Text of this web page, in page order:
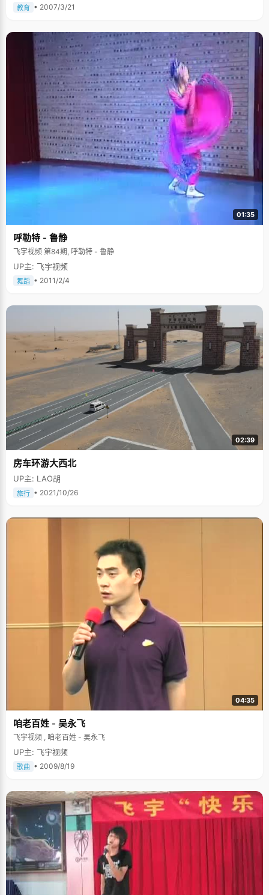
外"的拿到了全区高考状元的花魁。 虽然杜玮在高中时候成绩一直排在前几
从小到大学习成绩一直都很好，小学经常拿满分，没有经历太大的波折，比
较顺利的就走进了北大的校门，只是状元是个意外的惊喜。 杜玮说，自己在
学习方面特别自觉，从来不让父母操心。记得很小的时候，有一次，姥爷教
她念诗，当时没学会，后来大家出门回来的时候，发现小杜玮一个人拿着书
本在那里默默的背诵，"我想要学会了背给家人听，要吓他们一下。" 高中生
物联赛的特别启示 虽然杜玮的学习成绩一直不错，但是仅仅停留在前十名的
位置上，杜玮自己心里也没有要追赶的念头。 高二的时候，学校里开始全国
高中生生物联赛的报名，杜玮想到自己的生物成绩也不是很优秀，一定没有
拿奖的希望，就放弃了。一向很关心杜玮的生物老师就过来劝说杜玮，鼓励
她报名试一试。杜玮"乖乖"的报了名，考了试，却没想到一下拿了第一名，
可把杜玮高兴坏了，没想到自己还能"那么优秀"。 自从拿了第一之后，杜玮
开始觉得，学习不能再这么漫无目的了，要给自己定一个目标，去努力一
下，不要让自己后悔。从那之后，杜玮的学习成绩有了很大的提高，一下晋
级到前五名的行列。 学习之余还有很多的兴趣爱好 杜玮看起来很文静秀气，
甚至有些柔弱，但她可是个踊跃的运动健将。杜玮从小就特别喜欢游泳，小
时候专门报班学了蛙泳，高三的时候，她一有空就会去游上个1000米，锻炼
好身体，才能更好的备战高考。 除了游泳，她还喜欢手风琴，已经学完了手
风琴的最高级别，每次班级或者学校里举行文艺晚会，她都会被邀请演奏上
暑假的时候，她都邀约一帮同学一起出去旅游，"从旅游中，学到了很多东
西，不仅扩大了视野，也增长了不少的见识"。来北大报道的时候，杜玮没有
让父母陪同，跟同学一起背着行李就来了，那些出外旅游的经历培养了她独
立自强的性格。 宽松没有压力的家庭环境让我轻松地发挥 杜玮说，从小父母
就没有给过自己任何的压力，在学习上充分的信任自己，没有要求自己要考
多少分，就算是期末考试，也常常忘了问自己分数，"反而是我自己没考好了
要郁闷上一段时间。" 在兴趣爱好上，父母充分的尊重杜玮的选择，包括高
考，都是她自己拿主张。在高考的最后关头，爸爸妈妈没有给自己任何压
杜玮在高考中发挥出色。可以说，考中状元，是全家人一个始料未及的惊
教育 • 2007/3/21
01:35
呼勒特 - 鲁静
飞宇视频 第84期, 呼勒特 - 鲁静
UP主: 飞宇视频
舞蹈 • 2011/2/4
02:39
房车环游大西北
UP主: LAO胡
旅行 • 2021/10/26
04:35
咱老百姓 - 吴永飞
飞宇视频 , 咱老百姓 - 吴永飞
UP主: 飞宇视频
歌曲 • 2009/8/19